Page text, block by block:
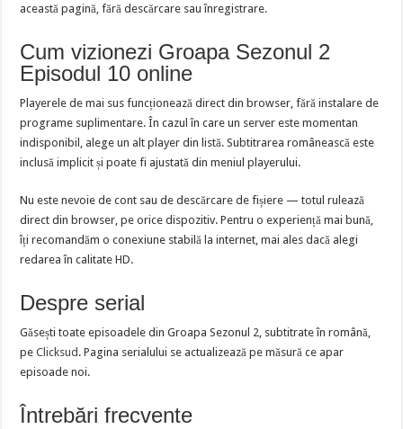
această pagină, fără descărcare sau înregistrare.
Cum vizionezi Groapa Sezonul 2
Episodul 10 online
Playerele de mai sus funcționează direct din browser, fără instalare de
programe suplimentare. În cazul în care un server este momentan
indisponibil, alege un alt player din listă. Subtitrarea românească este
inclusă implicit și poate fi ajustată din meniul playerului.
Nu este nevoie de cont sau de descărcare de fișiere — totul rulează
direct din browser, pe orice dispozitiv. Pentru o experiență mai bună,
îți recomandăm o conexiune stabilă la internet, mai ales dacă alegi
redarea în calitate HD.
Despre serial
Găsești toate episoadele din Groapa Sezonul 2, subtitrate în română,
peClicksud . Pagina serialului se actualizează pe măsură ce apar
episoade noi.
Întrebări frecvente